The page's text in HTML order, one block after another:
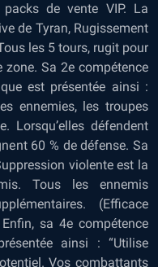
de vente VIP. La
de Tyran, Rugissement
les 5 tours, rugit pour
zone. Sa 2e compétence
est présentée ainsi :
ennemies, les troupes
Lorsqu’elles défendent
60 % de défense. Sa
violente est la
Tous les ennemis
(Efficace
sa 4e compétence
ainsi : “Utilise
Vos combattants